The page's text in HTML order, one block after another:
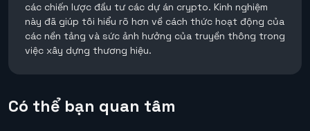
các chiến lược đầu tư các dự án crypto. Kinh nghiệm
này đã giúp tôi hiểu rõ hơn về cách thức hoạt động của
các nền tảng và sức ảnh hưởng của truyền thông trong
việc xây dựng thương hiệu.
Có thể bạn quan tâm